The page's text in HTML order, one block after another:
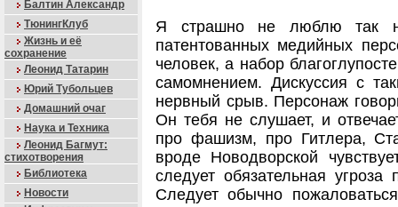
Балтин Александр
ТюнингКлуб
Жизнь и её
сохранение
Леонид Татарин
Юрий Тубольцев
Домашний очаг
Наука и Техника
Леонид Багмут:
стихотворения
Библиотека
Новости
Я страшно не люблю так
патентованных медийных
человек, а набор
самомнением. Дискуссия с
нервный срыв. Персонаж
Он тебя не слушает, и
про фашизм, про Гитлера,
вроде Новодворской
следует обязательная
Следует обычно